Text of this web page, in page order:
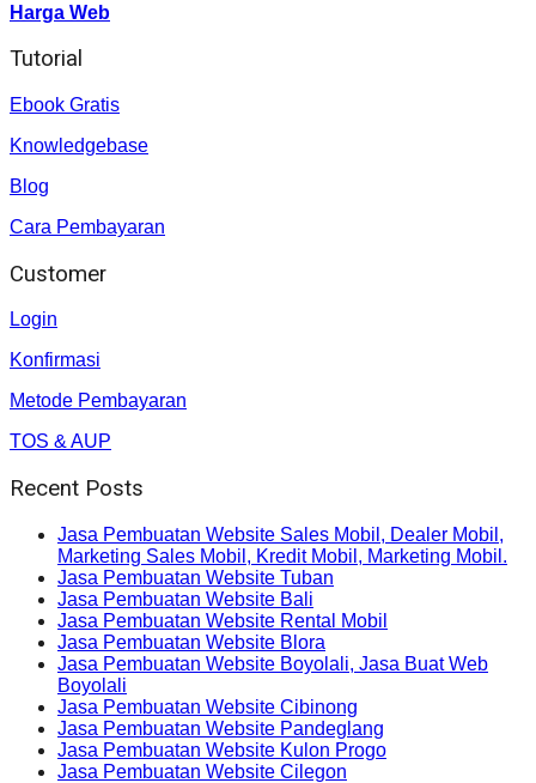
Harga Web
Tutorial
Ebook Gratis
Knowledgebase
Blog
Cara Pembayaran
Customer
Login
Konfirmasi
Metode Pembayaran
TOS & AUP
Recent Posts
Jasa Pembuatan Website Sales Mobil, Dealer Mobil,
Marketing Sales Mobil, Kredit Mobil, Marketing Mobil.
Jasa Pembuatan Website Tuban
Jasa Pembuatan Website Bali
Jasa Pembuatan Website Rental Mobil
Jasa Pembuatan Website Blora
Jasa Pembuatan Website Boyolali, Jasa Buat Web
Boyolali
Jasa Pembuatan Website Cibinong
Jasa Pembuatan Website Pandeglang
Jasa Pembuatan Website Kulon Progo
Jasa Pembuatan Website Cilegon